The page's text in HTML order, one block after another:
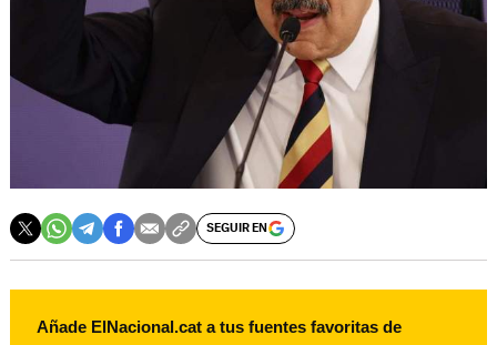
SEGUIR EN
Añade ElNacional.cat a tus fuentes favoritas de